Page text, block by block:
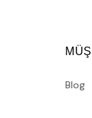
Blog